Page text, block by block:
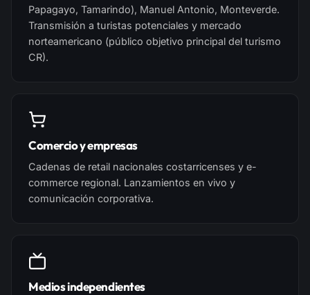
Papagayo, Tamarindo), Manuel Antonio, Monteverde.
Transmisión a turistas potenciales y mercado
norteamericano (público objetivo principal del turismo
CR).
Comercio y empresas
Cadenas de retail nacionales costarricenses y e-
commerce regional. Lanzamientos en vivo y
comunicación corporativa.
Medios independientes